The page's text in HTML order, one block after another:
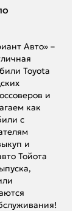
Авто» –
Toyota
и
как
с
и
Тойота